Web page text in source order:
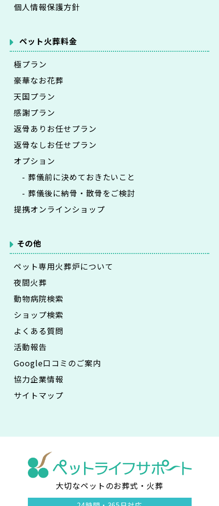
個人情報保護方針
ペット火葬料金
極プラン
豪華なお花葬
天国プラン
感謝プラン
返骨ありお任せプラン
返骨なしお任せプラン
オプション
- 葬儀前に決めておきたいこと
- 葬儀後に納骨・散骨をご検討
提携オンラインショップ
その他
ペット専用火葬炉について
夜間火葬
動物病院検索
ショップ検索
よくある質問
活動報告
Google口コミのご案内
協力企業情報
サイトマップ
大切なペットのお葬式・火葬